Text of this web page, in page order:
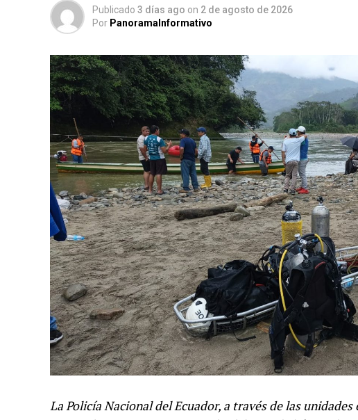
Publicado 3 días ago on 2 de agosto de 2026
Por PanoramaInformativo
La Policía Nacional del Ecuador, a través de las